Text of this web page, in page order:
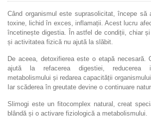
Când organismul este suprasolicitat, începe să
toxine, lichid în exces, inflamații. Acest lucru
încetinește digestia. În astfel de condiții, chiar
și activitatea fizică nu ajută la slăbit.
De aceea, detoxifierea este o etapă necesară.
ajută la refacerea digestiei, reducerea
metabolismului și redarea capacității
Iar scăderea în greutate devine o continuare
Slimogi este un fitocomplex natural, creat
blândă și o activare fiziologică a metabolismului.